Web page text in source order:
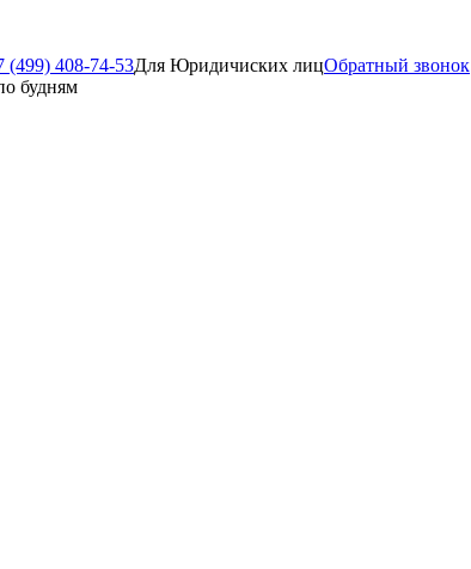
(499) 408-74-53Для Юридичиских лицОбратный звонок
будням